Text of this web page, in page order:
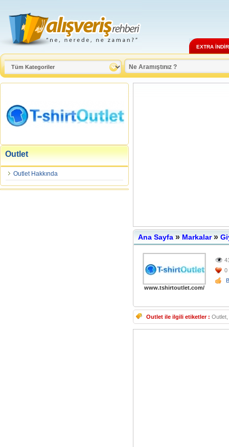
EXTRA
Outlet
Outlet Hakkında
Ana Sayfa » Markalar»
www.tshirtoutlet.com/
0
Outlet ile ilgili etiketler :